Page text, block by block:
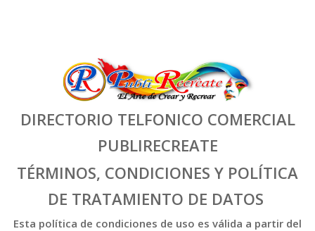
DIRECTORIO TELFONICO COMERCIAL
PUBLIRECREATE
TÉRMINOS, CONDICIONES Y POLÍTICA
DE TRATAMIENTO DE DATOS
Esta política de condiciones de uso es válida a partir del